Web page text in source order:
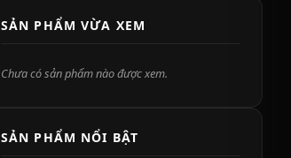
SẢN PHẨM VỪA XEM
Chưa có sản phẩm nào được xem.
SẢN PHẨM NỔI BẬT